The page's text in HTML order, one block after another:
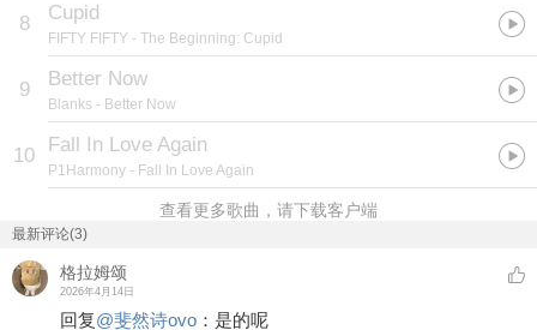
8 Cupid
FIFTY FIFTY - The Beginning: Cupid
9 Better Now
Blanks - Better Now
10 Fall In Love Again
P1Harmony - Fall In Love Again
查看更多歌曲，请下载客户端
最新评论(3)
格拉姆颂
2026年4月14日
回复@斐然诗ovo ： 是的呢